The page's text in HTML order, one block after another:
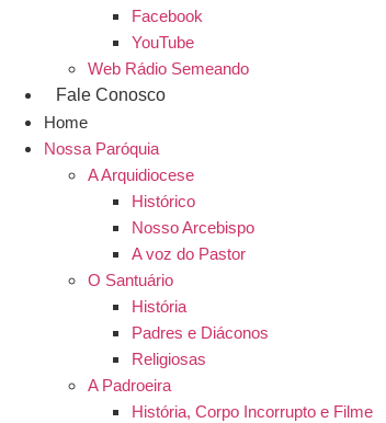
Facebook
YouTube
Web Rádio Semeando
Fale Conosco
Home
Nossa Paróquia
A Arquidiocese
Histórico
Nosso Arcebispo
A voz do Pastor
O Santuário
História
Padres e Diáconos
Religiosas
A Padroeira
História, Corpo Incorrupto e Filme